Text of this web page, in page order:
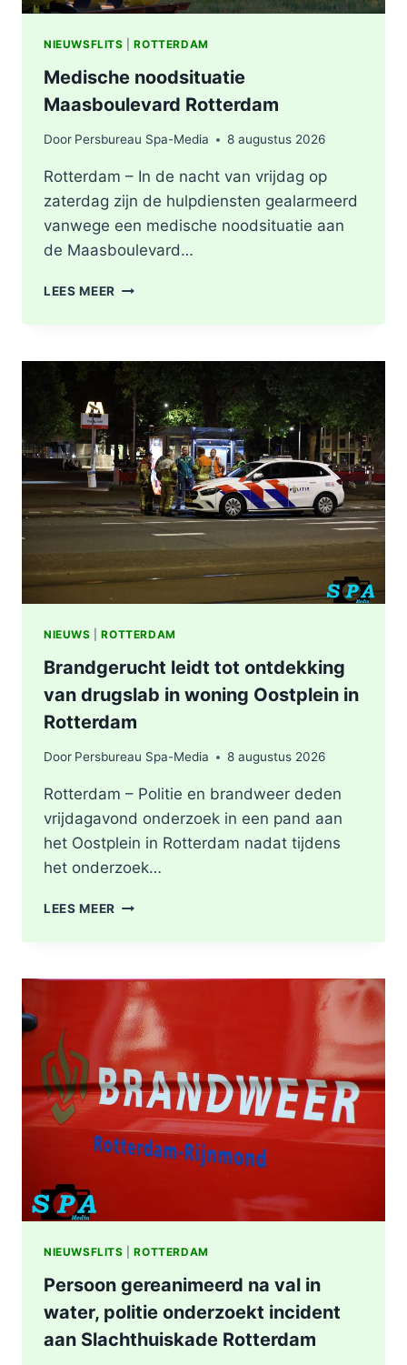
NIEUWSFLITS |ROTTERDAM
Medische noodsituatie
Maasboulevard Rotterdam
Door Persbureau Spa-Media 8 augustus 2026
Rotterdam – In de nacht van vrijdag op
zaterdag zijn de hulpdiensten gealarmeerd
vanwege een medische noodsituatie aan
de Maasboulevard…
LEES MEER MEDISCHE
NIEUWS |ROTTERDAM
Brandgerucht leidt tot ontdekking
van drugslab in woning Oostplein in
Rotterdam
Door Persbureau Spa-Media 8 augustus 2026
Rotterdam – Politie en brandweer deden
vrijdagavond onderzoek in een pand aan
het Oostplein in Rotterdam nadat tijdens
het onderzoek…
LEES MEER BRANDGERUCHT
VAN
DRUGSLAB
IN
WONING
OOSTPLEIN
IN
ROTTERDAM
NIEUWSFLITS |ROTTERDAM
Persoon gereanimeerd na val in
water, politie onderzoekt incident
aan Slachthuiskade Rotterdam